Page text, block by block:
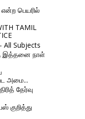
என்ற பெயரில்
TAMIL
All Subjects
இத்தனை நாள்
அமை...
தேர்வு
குறித்து